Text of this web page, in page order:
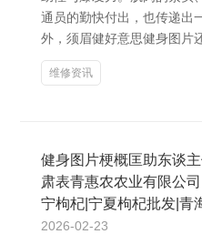
通员的勤快付出，也传递出
外，须眉健好意思健身图片
维修资讯
健身图片梗概匡助东谈
肃表青惠农农业有限公
宁枸杞|宁夏枸杞批发|青
2026-02-23